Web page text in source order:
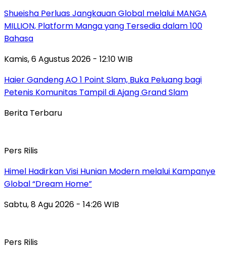
Shueisha Perluas Jangkauan Global melalui MANGA
MILLION, Platform Manga yang Tersedia dalam 100
Bahasa
Kamis, 6 Agustus 2026 - 12:10 WIB
Haier Gandeng AO 1 Point Slam, Buka Peluang bagi
Petenis Komunitas Tampil di Ajang Grand Slam
Berita Terbaru
Pers Rilis
Himel Hadirkan Visi Hunian Modern melalui Kampanye
Global “Dream Home”
Sabtu, 8 Agu 2026 - 14:26 WIB
Pers Rilis